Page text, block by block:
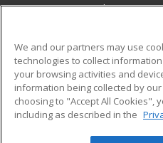
hagerstown,
Career Training
ADDITIONAL
Military
Help
We and our partners may use
technologies to collect
your browsing activities and
information being collected by
choosing to "Accept All Cookies",
including as described in the